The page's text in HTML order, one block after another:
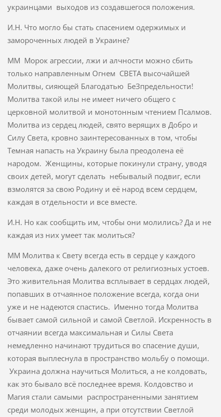
украинцами выходов из создавшегося положения.
И.Н. Что могло бы стать спасением одержимых и
замороченных людей в Украине?
ММ Морок агрессии, лжи и алчности можно сбить
только направленным Огнем СВЕТА высочайшей
Молитвы, сияющей Благодатью БеЗпредельности!
Молитва такой илы не имеет ничего общего с
церковной молитвой и монотонным чтением Псалмов.
Молитва из сердец людей, свято верящих в Добро и
Силу Света, кровно заинтересованных в том, чтобы
Темная напасть на Украину была преодолена её
народом. Женщины, которые покинули страну, уводя
своих детей, могут сделать небывалый подвиг, если
взмолятся за свою Родину и её народ всем сердцем,
каждая в отдельности и все вместе.
И.Н. Но как сообщить им, чтобы они молились? Да и не
каждая из них умеет так молиться?
ММ Молитва к Свету всегда есть в сердце у каждого
человека, даже очень далекого от религиозных устоев.
Это живительная Молитва всплывает в сердцах людей,
попавших в отчаянное положение всегда, когда они
уже и не надеются спастись. Именно тогда Молитва
бывает самой сильной и самой Светлой. Искренность в
отчаянии всегда максимальная и Силы Света
немедленно начинают трудиться во спасение души,
которая выплеснула в пространство мольбу о помощи.
Украина должна научиться Молиться, а не колдовать,
как это бывало всё последнее время. Колдовство и
Магия стали самыми распространенными занятием
среди молодых женщин, а при отсутствии Светлой